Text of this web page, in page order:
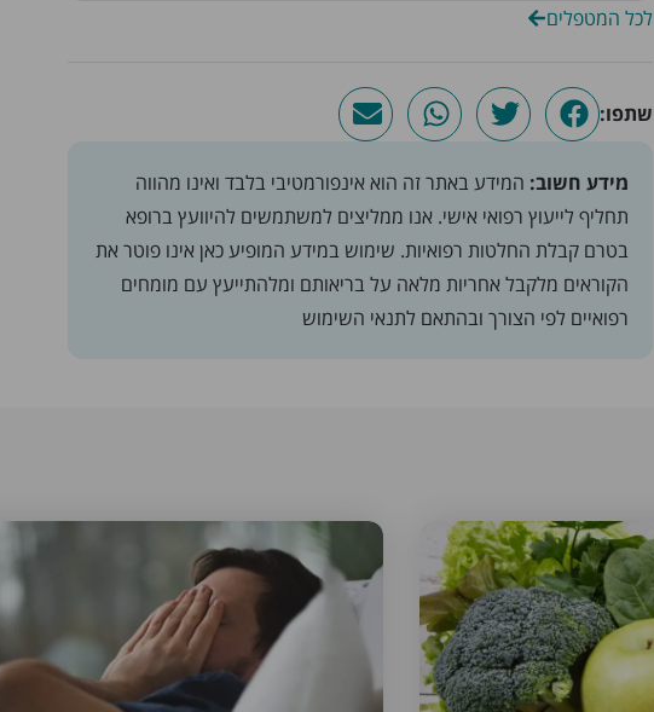
לכל המטפלים
שתפו:
מידע חשוב: המידע באתר זה הוא אינפורמטיבי בלבד ואינו מהווה
תחליף לייעוץ רפואי אישי. אנו ממליצים למשתמשים להיוועץ ברופא
בטרם קבלת החלטות רפואיות. שימוש במידע המופיע כאן אינו פוטר את
הקוראים מלקבל אחריות מלאה על בריאותם ומלהתייעץ עם מומחים
רפואיים לפי הצורך ובהתאם לתנאי השימוש